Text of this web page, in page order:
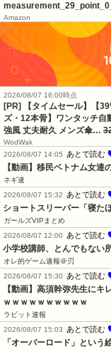
Amazon
2026/08/07 16:00時点
[PR] 【タイムセール】【
ズ・12本骨】ワンタッチ自
強風 丈夫耐久 メンズ傘…
WodWak
2026/08/07 14:05
あとで読む
【動画】移民ベトナム女達
ネギ速
2026/08/07 15:32
あとで読む
ショートスリーパー「寝た
ガールズVIPまとめ
2026/08/07 12:00
あとで読む
小学校講師、とんでもない
オレ的ゲーム速報＠刃
2026/08/07 15:30
あとで読む
【動画】高須幹弥先生に
ｗｗｗｗｗｗｗｗｗｗ
ラビット速報
2026/08/07 15:03
あとで読む
「オーバーロード」とい